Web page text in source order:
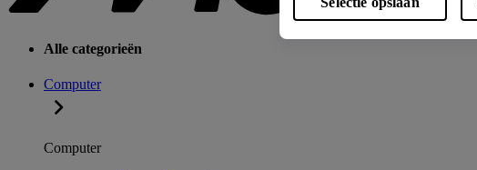
Alle categorieën
Computer
Computer